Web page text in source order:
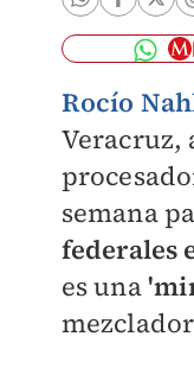
Rocío
Veracruz,
semana
federales
es una